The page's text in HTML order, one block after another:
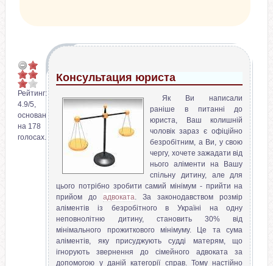
Консультация юриста
Як Ви написали
раніше в питанні до
юриста, Ваш колишній
чоловік зараз є офіційно
безробітним, а Ви, у свою
чергу, хочете зажадати від
нього аліменти на Вашу
спільну дитину, але для
цього потрібно зробити самий мінімум - прийти на
прийом доадвоката. За законодавством розмір
аліментів із безробітного в Україні на одну
неповнолітню дитину, становить 30% від
мінімального прожиткового мінімуму. Це та сума
аліментів, яку присуджують судді матерям, що
ігнорують звернення до сімейного адвоката за
допомогою у даній категорії справ. Тому настійно
Рейтинг:
4.9/5,
основан
на 178
голосах.